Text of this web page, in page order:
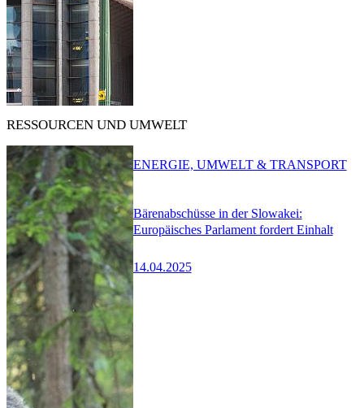
RESSOURCEN UND UMWELT
Bärenabschüsse in der Slowakei:
Europäisches Parlament fordert Einhalt
14.04.2025
ENERGIE, UMWELT & TRANSPORT